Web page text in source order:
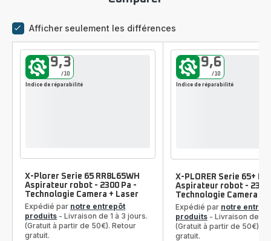
Afficher seulement les différences
X-Plorer Serie 65 RR8L65WH
Aspirateur robot - 2300 Pa -
Technologie Camera + Laser
Expédié par notre entrepôt
produits - Livraison de 1 à 3 jours.
(Gratuit à partir de 50€). Retour
gratuit.
9,3
/10
Indice de réparabilité
X-PLORER Serie 65+
Aspirateur robot - 2300
Technologie Camera +
Expédié par notre
produits - Livraison de 1
(Gratuit à partir de 50€).
gratuit.
9,6
/10
Indice de réparabilité